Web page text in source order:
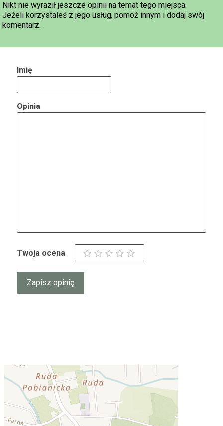
Nikt nie wyraził jeszcze opinii na temat tego miejsca.
Jeżeli korzystałeś z jego usług, pomóż innym i dodaj swój
komentarz.
Imię
Opinia
Twoja ocena